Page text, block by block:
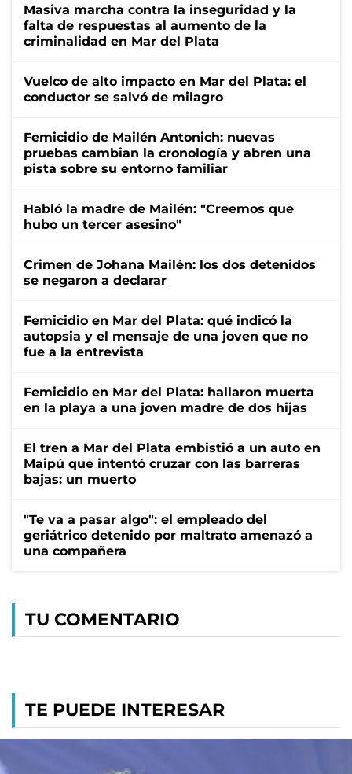
Masiva marcha contra la inseguridad y la
falta de respuestas al aumento de la
criminalidad en Mar del Plata
Vuelco de alto impacto en Mar del Plata: el
conductor se salvó de milagro
Femicidio de Mailén Antonich: nuevas
pruebas cambian la cronología y abren una
pista sobre su entorno familiar
Habló la madre de Mailén: "Creemos que
hubo un tercer asesino"
Crimen de Johana Mailén: los dos detenidos
se negaron a declarar
Femicidio en Mar del Plata: qué indicó la
autopsia y el mensaje de una joven que no
fue a la entrevista
Femicidio en Mar del Plata: hallaron muerta
en la playa a una joven madre de dos hijas
El tren a Mar del Plata embistió a un auto en
Maipú que intentó cruzar con las barreras
bajas: un muerto
"Te va a pasar algo": el empleado del
geriátrico detenido por maltrato amenazó a
una compañera
TU COMENTARIO
TE PUEDE INTERESAR